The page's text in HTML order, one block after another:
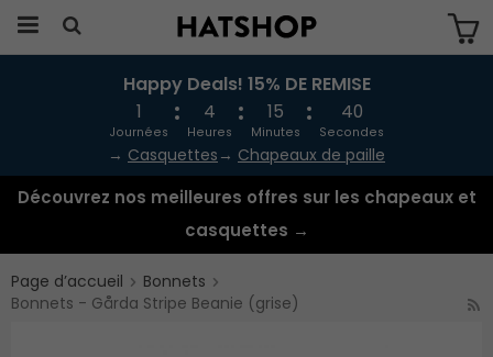
Produkten har blivit tillagd i varukorgen
Happy Deals! 15% DE REMISE
1
Journées
4
Heures
15
Minutes
40
Secondes
→ Casquettes → Chapeaux de paille
Découvrez nos meilleures offres sur les chapeaux et
casquettes →
Page d’accueil
Bonnets
Bonnets - Gårda Stripe Beanie (grise)